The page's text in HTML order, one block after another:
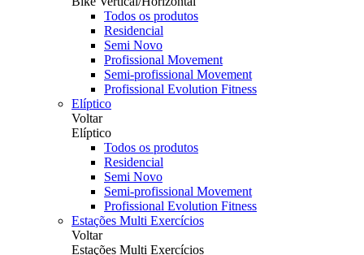
Todos os produtos
Residencial
Semi Novo
Profissional Movement
Semi-profissional Movement
Profissional Evolution Fitness
Elíptico
Voltar
Elíptico
Todos os produtos
Residencial
Semi Novo
Semi-profissional Movement
Profissional Evolution Fitness
Estações Multi Exercícios
Voltar
Estações Multi Exercícios